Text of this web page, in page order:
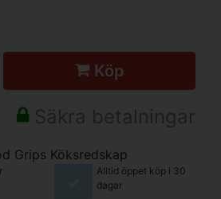
Köp
Säkra betalningar
Grips Köksredskap
Alltid öppet köp i 30
dagar